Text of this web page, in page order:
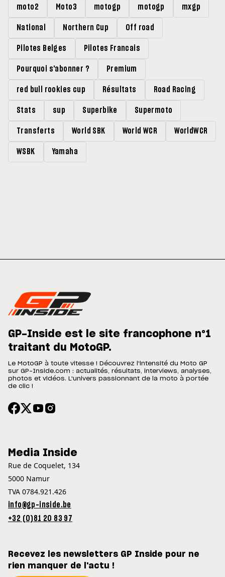
moto2 Moto3 motogp motogp mxgp
National Northern Cup Off road
Pilotes Belges Pilotes Francais
Pourquoi s'abonner ? Premium
red bull rookies cup Résultats Road Racing
Stats sup Superbike Supermoto
Transferts World SBK World WCR WorldWCR
WSBK Yamaha
GP-Inside est le site francophone n°1
traitant du MotoGP.
Le MotoGP à toute vitesse ! Découvrez l'intensité du Moto GP
sur GP-Inside.com : actualités, résultats, interviews, analyses,
photos et vidéos. L'univers passionnant de la moto à portée
de clic !
Media Inside
Rue de Coquelet, 134
5000 Namur
TVA 0784.921.426
info@gp-inside.be
+32 (0)81 20 83 97
Recevez les newsletters GP Inside pour ne
rien manquer de l'actu !